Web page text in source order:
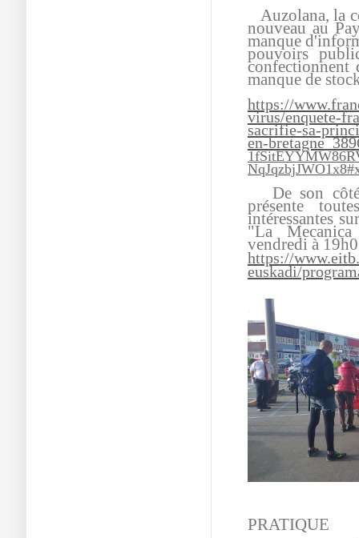
Auzolana, la
nouveau au
manque
pouvoirs
confectionnent
manque de
https://
virus/enquete-
sacrifie-sa-
en-
De son
présente
intéressantes
"La
vendredi à
https://
euskadi/
PRATIQUE